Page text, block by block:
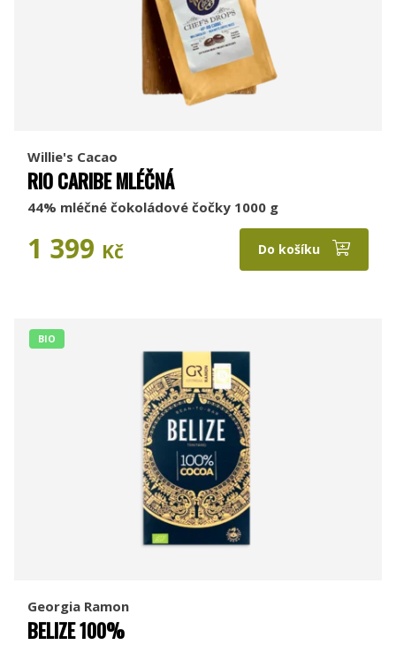
Willie's Cacao
RIO CARIBE MLÉČNÁ
44% mléčné čokoládové čočky 1000 g
1 399 Kč Do košíku
BIO
Georgia Ramon
BELIZE 100%